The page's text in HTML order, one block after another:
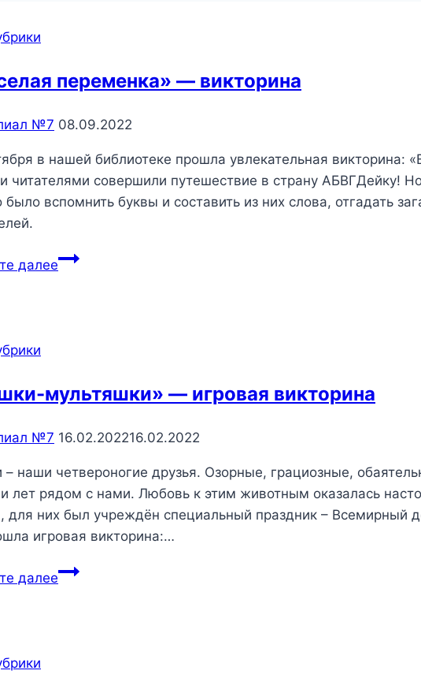
переменка» — викторина
№7 08.09.2022
в нашей библиотеке прошла увлекательная викторина:
читателями совершили путешествие в страну АБВГДейку!
вспомнить буквы и составить из них слова, отгадать
далее«Веселая
мультяшки» — игровая викторина
№7 16.02.202216.02.2022
– наши четвероногие друзья. Озорные, грациозные,
лет рядом с нами. Любовь к этим животным оказалась
для них был учреждён специальный праздник –
игровая викторина:…
далее«Кошки-